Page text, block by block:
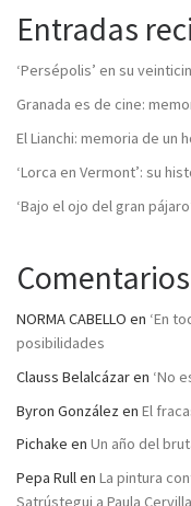
Entradas
‘Persépolis’ en su
Granada es de cine:
El Lianchi: memoria de un
‘Lorca en Vermont’: su
‘Bajo el ojo del gran
NORMA CABELLO en ‘En
posibilidades
Clauss Belalcázaren ‘No
Byron González en El
Pichake en Un año del
Pepa Rullen La pintura
Satrústegui a Paula Cervilla